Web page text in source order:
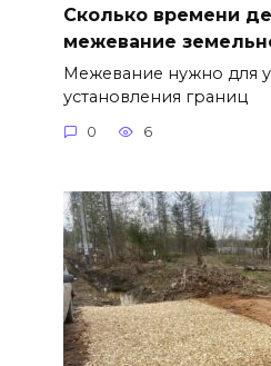
Сколько времени
межевание
Межевание нужно для
установления границ
0 6